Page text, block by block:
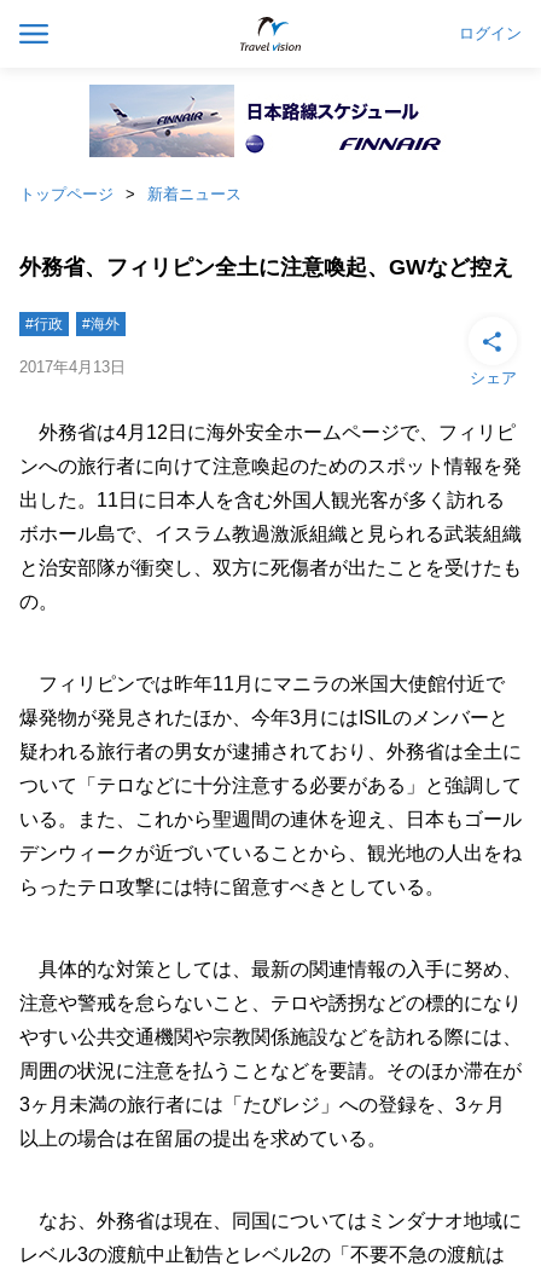
ログイン
トップページ 新着ニュース
外務省、フィリピン全土に注意喚起、GWなど控え
#行政 #海外
2017年4月13日
シェア
外務省は4月12日に海外安全ホームページで、フィリピ
ンへの旅行者に向けて注意喚起のためのスポット情報を発
出した。11日に日本人を含む外国人観光客が多く訪れる
ボホール島で、イスラム教過激派組織と見られる武装組織
と治安部隊が衝突し、双方に死傷者が出たことを受けたも
の。
フィリピンでは昨年11月にマニラの米国大使館付近で
爆発物が発見されたほか、今年3月にはISILのメンバーと
疑われる旅行者の男女が逮捕されており、外務省は全土に
ついて「テロなどに十分注意する必要がある」と強調して
いる。また、これから聖週間の連休を迎え、日本もゴール
デンウィークが近づいていることから、観光地の人出をね
らったテロ攻撃には特に留意すべきとしている。
具体的な対策としては、最新の関連情報の入手に努め、
注意や警戒を怠らないこと、テロや誘拐などの標的になり
やすい公共交通機関や宗教関係施設などを訪れる際には、
周囲の状況に注意を払うことなどを要請。そのほか滞在が
3ヶ月未満の旅行者には「たびレジ」への登録を、3ヶ月
以上の場合は在留届の提出を求めている。
なお、外務省は現在、同国についてはミンダナオ地域に
レベル3の渡航中止勧告とレベル2の「不要不急の渡航は